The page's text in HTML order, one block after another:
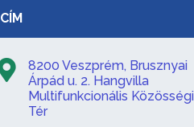
CÍM
8200 Veszprém, Brusznyai
Árpád u. 2. Hangvilla
Multifunkcionális Közösségi
Tér